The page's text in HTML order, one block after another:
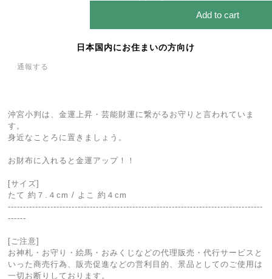
Add to cart
日本国内にお住まいの方向け
通報する
沖宮小判は、金運上昇・芸能財運に繋がるお守りと言われていま
す。
身近なことろに置きましょう。
お財布に入れると金運アップ！！
[サイズ]
たて 約７.４cm / よこ 約４cm
------------------------------------------------------------------------------------
------
[ご注意]
お神札・お守り・絵馬・おみくじなどの代理販売・代行サービスと
いった商売行為、販売促進などの営利目的、景品としてのご使用は
一切お断りしております。